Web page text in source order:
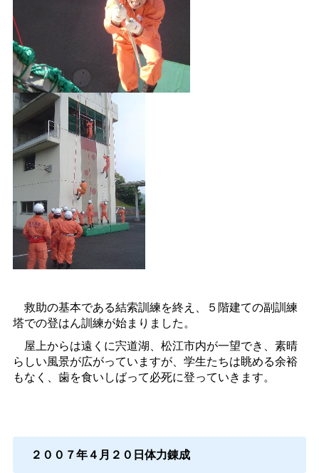
救助の基本である結索訓練を終え、５階建ての副訓練
塔での登はん訓練が始まりました。
屋上からは遠くに宍道湖、松江市内が一望でき、素晴
らしい風景が広がっていますが、学生たちは眺める余裕
もなく、歯を食いしばって必死に登っていきます。
２００７年４月２０日体力錬成